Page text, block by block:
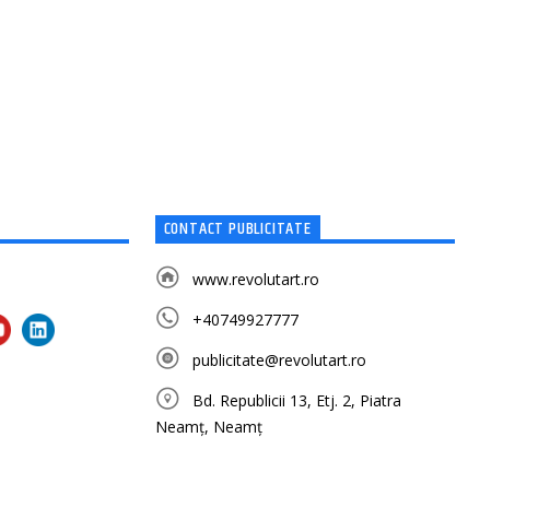
CONTACT PUBLICITATE
www.revolutart.ro
+40749927777
publicitate@revolutart.ro
Bd. Republicii 13, Etj. 2, Piatra
Neamț, Neamț